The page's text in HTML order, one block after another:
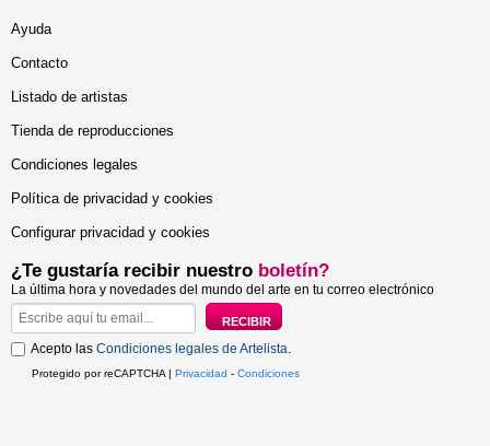
Ayuda
Contacto
Listado de artistas
Tienda de reproducciones
Condiciones legales
Política de privacidad y cookies
Configurar privacidad y cookies
¿Te gustaría recibir nuestro boletín?
La última hora y novedades del mundo del arte en tu correo electrónico
Acepto las Condiciones legales de Artelista.
Protegido por reCAPTCHA | Privacidad - Condiciones